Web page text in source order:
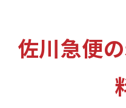
佐川急便